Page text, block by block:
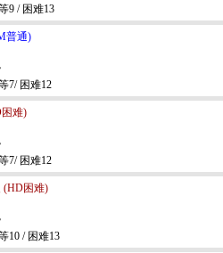
9 / 困难13
普通)
7/ 困难12
难)
7/ 困难12
(HD困难)
10 / 困难13